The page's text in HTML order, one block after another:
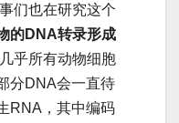
们也在研究这个
的DNA转录形成
乎所有动物细胞
分DNA会一直待
RNA，其中编码